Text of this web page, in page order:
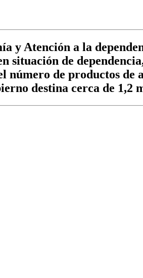
y Atención a la
situación de
número de productos
destina cerca de 1,2